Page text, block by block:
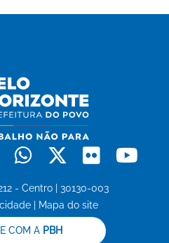
TiktokWhatsapp
X Flickr
- Centro | 30130-003
Mapa do site
COM A PBH